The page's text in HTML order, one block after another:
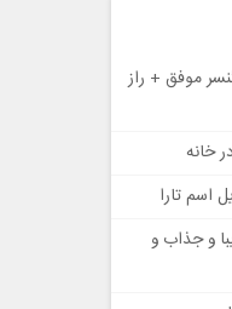
موفق + راز
خانه
اسم تارا
و جذاب و